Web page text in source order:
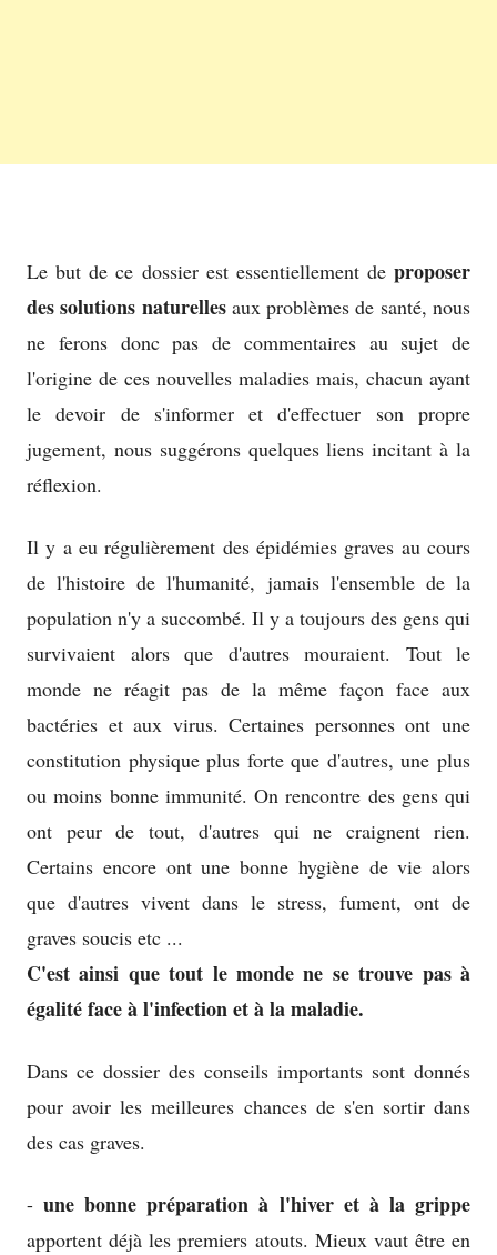
Le but de ce dossier est essentiellement de proposer
des solutions naturellesaux problèmes de santé, nous
ne ferons donc pas de commentaires au sujet de
l'origine de ces nouvelles maladies mais, chacun ayant
le devoir de s'informer et d'effectuer son propre
jugement, nous suggérons quelques liens incitant à la
réflexion.
Il y a eu régulièrement des épidémies graves au cours
de l'histoire de l'humanité, jamais l'ensemble de la
population n'y a succombé. Il y a toujours des gens qui
survivaient alors que d'autres mouraient. Tout le
monde ne réagit pas de la même façon face aux
bactéries et aux virus. Certaines personnes ont une
constitution physique plus forte que d'autres, une plus
ou moins bonne immunité. On rencontre des gens qui
ont peur de tout, d'autres qui ne craignent rien.
Certains encore ont une bonne hygiène de vie alors
que d'autres vivent dans le stress, fument, ont de
graves soucis etc ...
C'est ainsi que tout le monde ne se trouve pas à
égalité face à l'infection et à la maladie.
Dans ce dossier des conseils importants sont donnés
pour avoir les meilleures chances de s'en sortir dans
des cas graves.
-une bonne préparation à l'hiver et à la grippe
apportent déjà les premiers atouts. Mieux vaut être en